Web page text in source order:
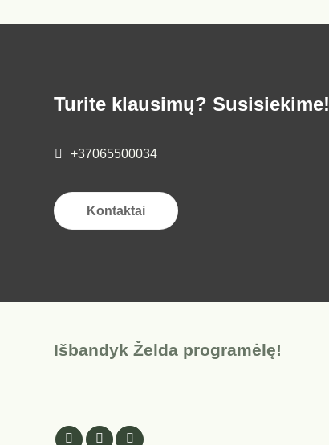
Turite klausimų? Susisiekime!
+37065500034
Kontaktai
Išbandyk Želda programėlę!